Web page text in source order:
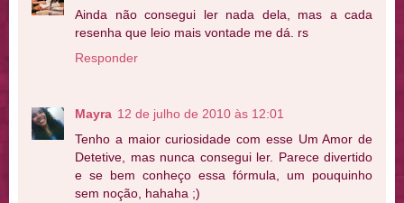
Ainda não consegui ler nada dela, mas a cada
resenha que leio mais vontade me dá. rs
Responder
Mayra 12 de julho de 2010 às 12:01
Tenho a maior curiosidade com esse Um Amor de
Detetive, mas nunca consegui ler. Parece divertido
e se bem conheço essa fórmula, um pouquinho
sem noção, hahaha ;)